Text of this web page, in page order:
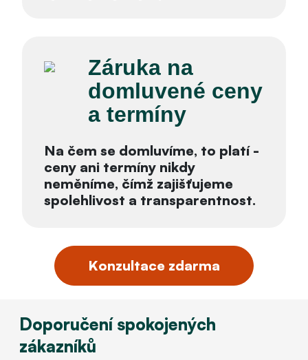
Záruka na
domluvené ceny
a termíny
Na čem se domluvíme, to platí -
ceny ani termíny nikdy
neměníme, čímž zajišťujeme
spolehlivost a transparentnost.
Konzultace zdarma
Doporučení spokojených
zákazníků